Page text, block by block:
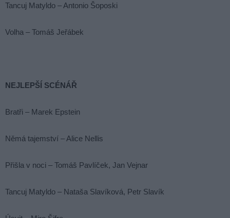
Tancuj Matyldo – Antonio Šoposki
Volha – Tomáš Jeřábek
NEJLEPŠÍ SCÉNÁŘ
Bratři – Marek Epstein
Němá tajemství – Alice Nellis
Přišla v noci – Tomáš Pavlíček, Jan Vejnar
Tancuj Matyldo – Nataša Slavíková, Petr Slavík